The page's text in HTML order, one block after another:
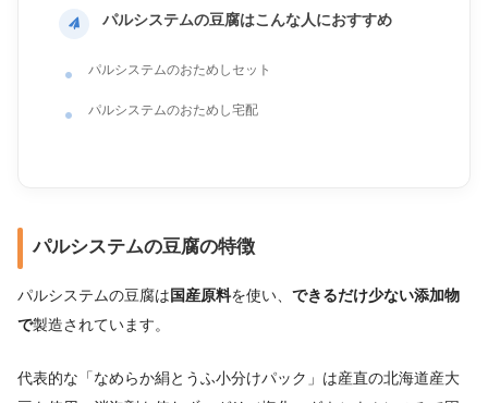
パルシステムの豆腐はこんな人におすすめ
パルシステムのおためしセット
パルシステムのおためし宅配
パルシステムの豆腐の特徴
パルシステムの豆腐は国産原料を使い、 できるだけ少ない添加物
で製造されています。
代表的な「なめらか絹とうふ小分けパック」は産直の北海道産大